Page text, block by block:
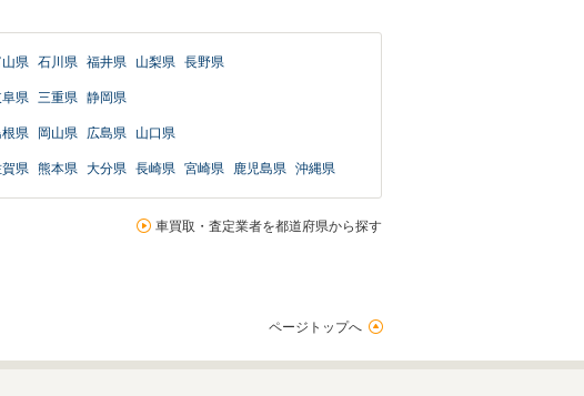
県 石川県 福井県 山梨県 長野県
県 三重県 静岡県
県 岡山県 広島県 山口県
県 熊本県 大分県 長崎県 宮崎県 鹿児島県 沖縄県
車買取・査定業者を都道府県から探す
ページトップへ